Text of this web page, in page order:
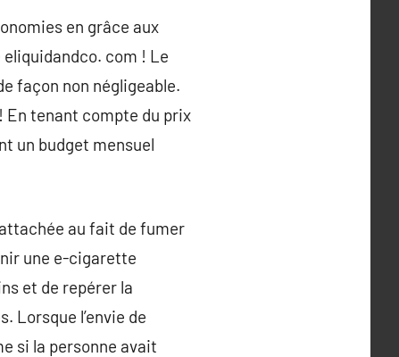
en grâce aux
com ! Le
façon non négligeable.
En tenant compte du prix
un budget mensuel
au fait de fumer
une e-cigarette
et de repérer la
Lorsque l’envie de
si la personne avait